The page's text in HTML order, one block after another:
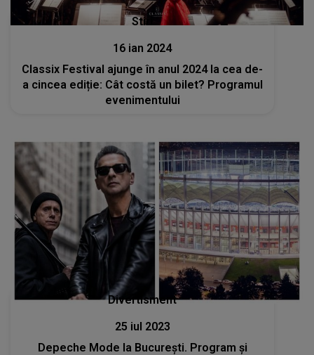
Stiri
16 ian 2024
Classix Festival ajunge în anul 2024 la cea de-
a cincea ediție: Cât costă un bilet? Programul
evenimentului
Divertisment
25 iul 2023
Depeche Mode la București. Program și